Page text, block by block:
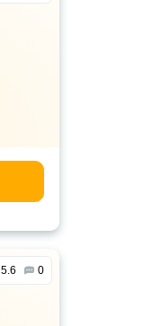
5.6 0